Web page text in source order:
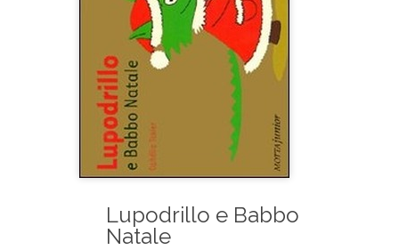
Lupodrillo e Babbo
Natale